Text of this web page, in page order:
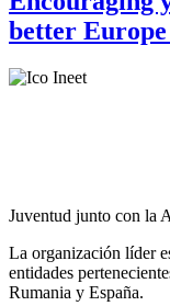
better
Juventud junto con la
La organización líder
entidades
Rumania y España.